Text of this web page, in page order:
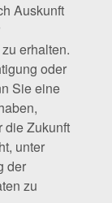
Auskunft
erhalten.
oder
Sie eine
die Zukunft
unter
der
zu